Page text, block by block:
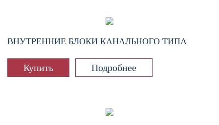
ВНУТРЕННИЕ БЛОКИ КАНАЛЬНОГО ТИПА
Купить Подробнее